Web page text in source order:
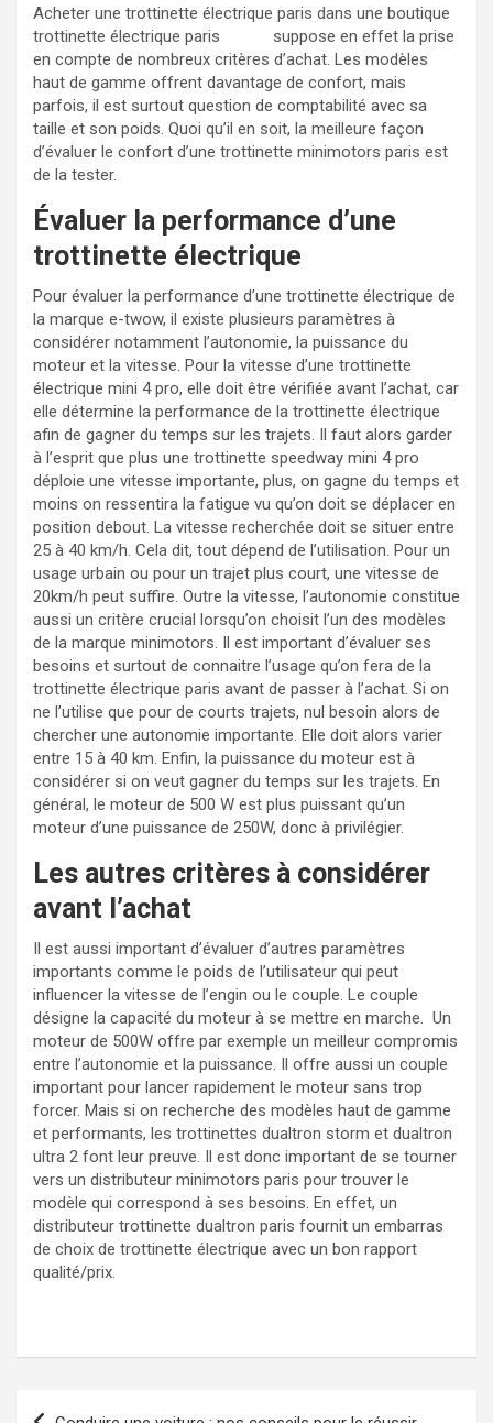
Acheter une trottinette électrique paris dans une boutique
trottinette électrique paris suppose en effet la prise
en compte de nombreux critères d’achat. Les modèles
haut de gamme offrent davantage de confort, mais
parfois, il est surtout question de comptabilité avec sa
taille et son poids. Quoi qu’il en soit, la meilleure façon
d’évaluer le confort d’une trottinette minimotors paris est
de la tester.
Évaluer la performance d’une
trottinette électrique
Pour évaluer la performance d’une trottinette électrique de
la marque e-twow, il existe plusieurs paramètres à
considérer notamment l’autonomie, la puissance du
moteur et la vitesse. Pour la vitesse d’une trottinette
électrique mini 4 pro, elle doit être vérifiée avant l’achat, car
elle détermine la performance de la trottinette électrique
afin de gagner du temps sur les trajets. Il faut alors garder
à l’esprit que plus une trottinette speedway mini 4 pro
déploie une vitesse importante, plus, on gagne du temps et
moins on ressentira la fatigue vu qu’on doit se déplacer en
position debout. La vitesse recherchée doit se situer entre
25 à 40 km/h. Cela dit, tout dépend de l’utilisation. Pour un
usage urbain ou pour un trajet plus court, une vitesse de
20km/h peut suffire. Outre la vitesse, l’autonomie constitue
aussi un critère crucial lorsqu’on choisit l’un des modèles
de la marque minimotors. Il est important d’évaluer ses
besoins et surtout de connaitre l’usage qu’on fera de la
trottinette électrique paris avant de passer à l’achat. Si on
ne l’utilise que pour de courts trajets, nul besoin alors de
chercher une autonomie importante. Elle doit alors varier
entre 15 à 40 km. Enfin, la puissance du moteur est à
considérer si on veut gagner du temps sur les trajets. En
général, le moteur de 500 W est plus puissant qu’un
moteur d’une puissance de 250W, donc à privilégier.
Les autres critères à considérer
avant l’achat
Il est aussi important d’évaluer d’autres paramètres
importants comme le poids de l’utilisateur qui peut
influencer la vitesse de l’engin ou le couple. Le couple
désigne la capacité du moteur à se mettre en marche. Un
moteur de 500W offre par exemple un meilleur compromis
entre l’autonomie et la puissance. Il offre aussi un couple
important pour lancer rapidement le moteur sans trop
forcer. Mais si on recherche des modèles haut de gamme
et performants, les trottinettes dualtron storm et dualtron
ultra 2 font leur preuve. Il est donc important de se tourner
vers un distributeur minimotors paris pour trouver le
modèle qui correspond à ses besoins. En effet, un
distributeur trottinette dualtron paris fournit un embarras
de choix de trottinette électrique avec un bon rapport
qualité/prix.
Navigation